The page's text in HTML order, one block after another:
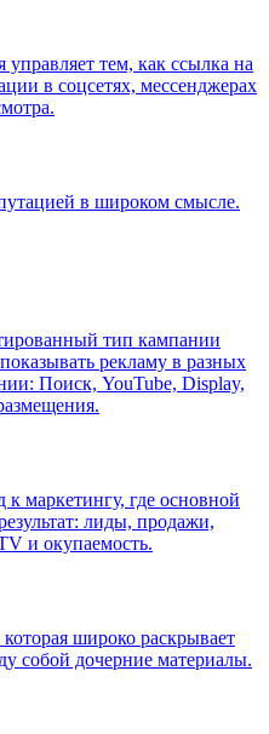
тем, как ссылка на
в соцсетях, мессенджерах
в широком смысле.
тип кампании
рекламу в разных
Поиск, YouTube, Display,
маркетингу, где основной
лиды, продажи,
и окупаемость.
широко раскрывает
собой дочерние материалы.